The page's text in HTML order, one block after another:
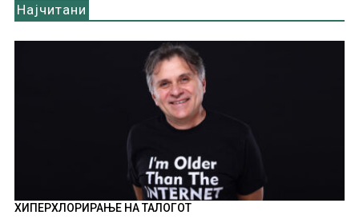
Најчитани
ХИПЕРХЛОРИРАЊЕ НА ТАЛОГОТ